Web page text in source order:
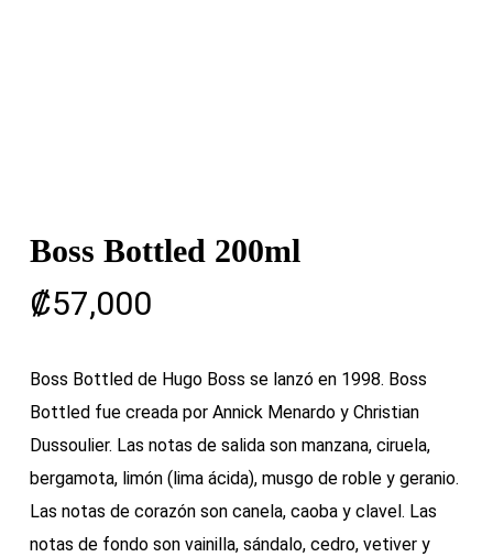
Boss Bottled 200ml
₡57,000
Boss Bottled de Hugo Boss se lanzó en 1998. Boss
Bottled fue creada por Annick Menardo y Christian
Dussoulier. Las notas de salida son manzana, ciruela,
bergamota, limón (lima ácida), musgo de roble y geranio.
Las notas de corazón son canela, caoba y clavel. Las
notas de fondo son vainilla, sándalo, cedro, vetiver y